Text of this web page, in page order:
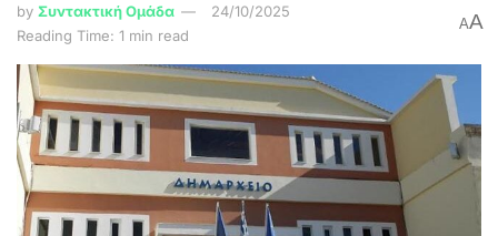
by Συντακτική Ομάδα
24/10/2025
Reading Time: 1 min read
AA